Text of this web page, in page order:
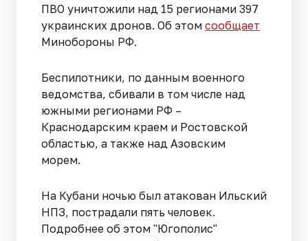
ПВО уничтожили над 15 регионами 397
украинских дронов. Об этом сообщает
Минобороны РФ.
Беспилотники, по данным военного
ведомства, сбивали в том числе над
южными регионами РФ –
Краснодарским краем и Ростовской
областью, а также над Азовским
морем.
На Кубани ночью был атакован Ильский
НПЗ, пострадали пять человек.
Подробнее об этом "Югополис"